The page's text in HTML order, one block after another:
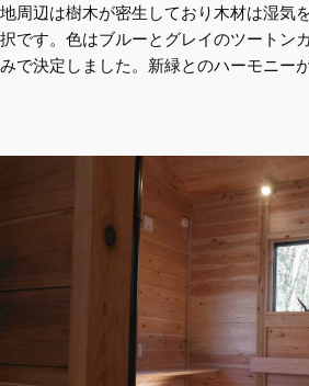
地周辺は樹木が密生しており木材は湿気
択です。色はブルーとグレイのツートン
みで決定しました。新緑とのハーモニー